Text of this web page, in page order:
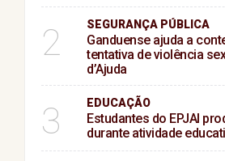
2 SEGURANÇA PÚBLICA
Ganduense ajuda a
tentativa de violência
d’Ajuda
3 EDUCAÇÃO
Estudantes do EPJAI
durante atividade